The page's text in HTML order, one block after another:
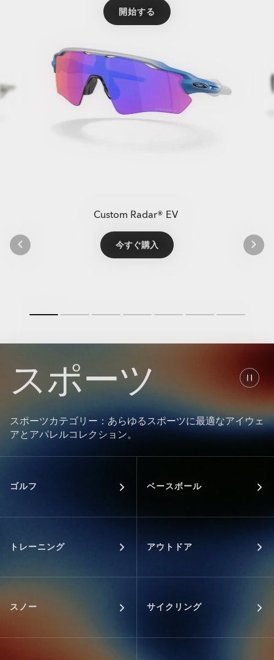
開始する
Custom Sphaera™
今すぐ購入
Custom De Soto
今すぐ購入
Custom Highland
今すぐ購入
Custom Radar® EV
今すぐ購入
Custom Eye Jacket™ Redux
今すぐ購入
Custom Sutro Lite
今すぐ購入
カスタムHolbrook™
今すぐ購入
Custom Sphaera™
今すぐ購入
Custom De Soto
今すぐ購入
Custom Highland
今すぐ購入
Custom Radar® EV
今すぐ購入
Custom Eye Jacket™ Redux
今すぐ購入
Custom Sutro Lite
今すぐ購入
スポーツ
スポーツカテゴリー：あらゆるスポーツに最適なアイウェ
アとアパレルコレクション。
ゴルフ ベースボール
トレーニング アウトドア
スノー サイクリング